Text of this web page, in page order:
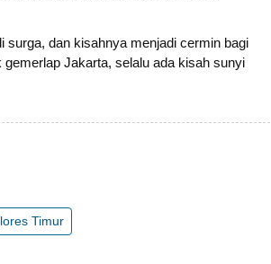
surga, dan kisahnya menjadi cermin bagi
Jakarta, selalu ada kisah sunyi
Timur